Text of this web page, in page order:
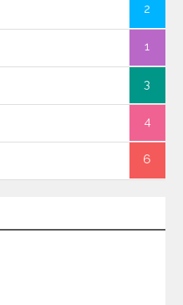
2
1
3
4
6